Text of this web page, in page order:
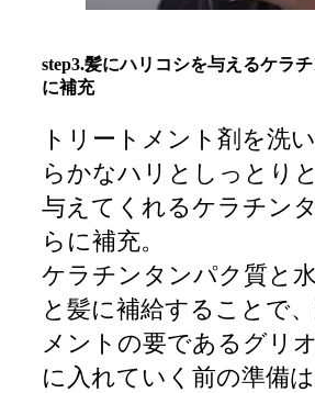
step3.髪にハリコシを与えるケラ
に補充
トリートメント剤を洗
らかなハリとしっとり
与えてくれるケラチン
らに補充。
ケラチンタンパク質と
と髪に補給することで
メントの要であるグリ
に入れていく前の準備は